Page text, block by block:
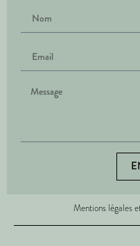
Mentions légales